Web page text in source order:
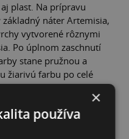
plast. Na prípravu
náter Artemisia,
vytvorené rôznymi
Po úplnom zaschnutí
stane pružnou a
žiarivú farbu po celé
umeleckých diel
×
používa